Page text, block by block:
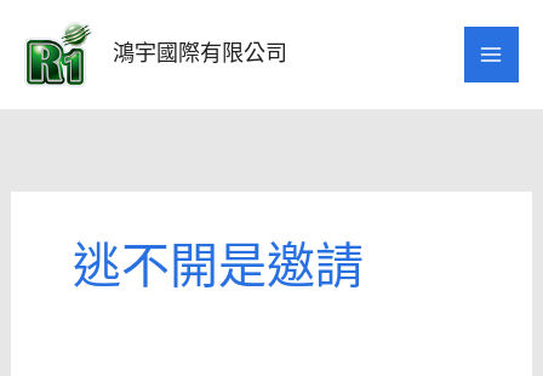
要
鴻宇國際有限公司
逃不開是邀請